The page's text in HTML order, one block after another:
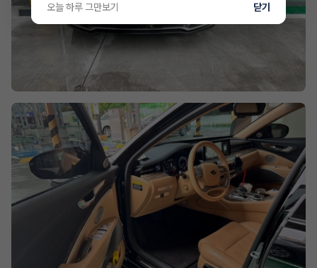
오늘 하루 그만보기 닫기